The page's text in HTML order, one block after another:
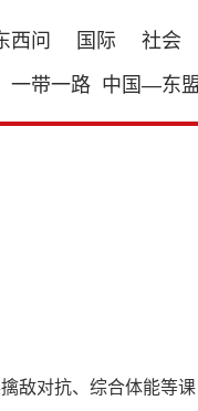
西问 国际 社会
一带一路 中国—东
敌对抗、综合体能等